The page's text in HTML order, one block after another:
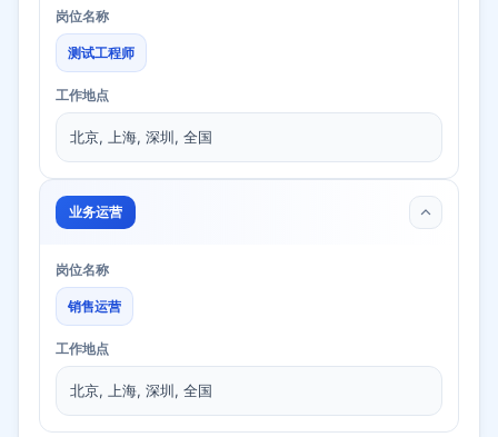
岗位名称
测试工程师
工作地点
北京, 上海, 深圳, 全国
业务运营
岗位名称
销售运营
工作地点
北京, 上海, 深圳, 全国